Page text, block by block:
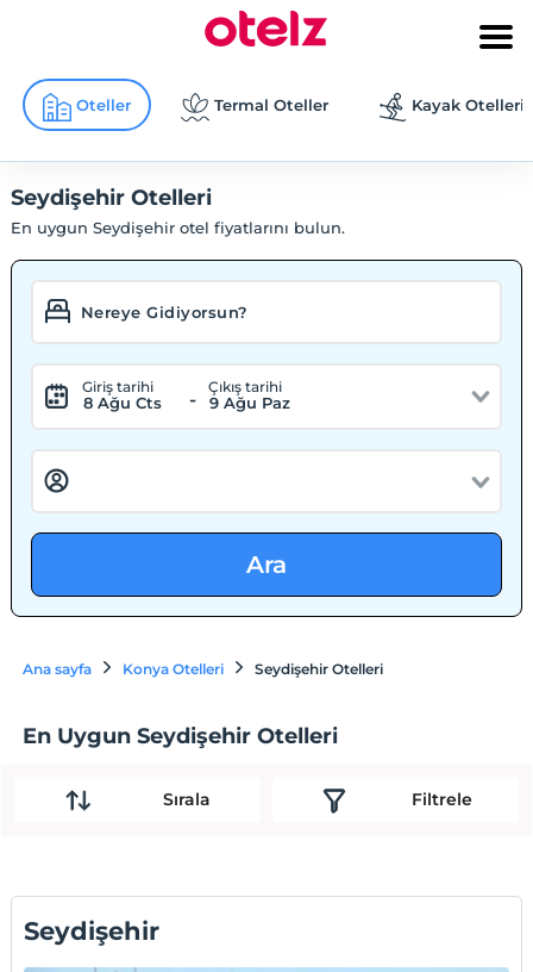
Oteller Termal Oteller Kayak Otelleri
Seydişehir Otelleri
En uygun Seydişehir otel fiyatlarını bulun.
Giriş tarihi
8 Ağu Cts -
Çıkış tarihi
9 Ağu Paz
Ara
Ana sayfa Konya Otelleri Seydişehir Otelleri
En Uygun Seydişehir Otelleri
Sırala Filtrele
Seydişehir